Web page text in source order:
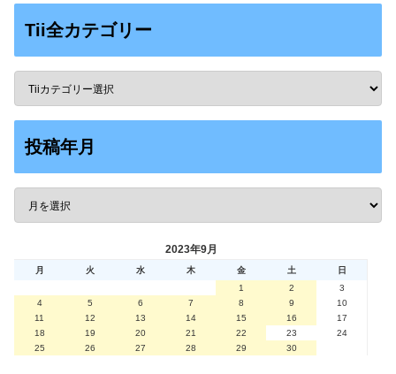
Tii全カテゴリー
投稿年月
2023年9月
月 火 水 木 金 土
日
1
2
3
4
5 6 7 8 9
10
11
12 13 14 15 16
17
18
19 20 21 22 23
24
25
26 27 28 29 30